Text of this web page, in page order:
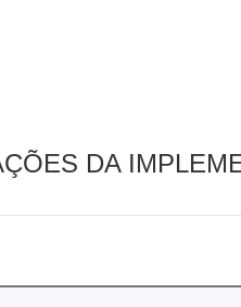
DA